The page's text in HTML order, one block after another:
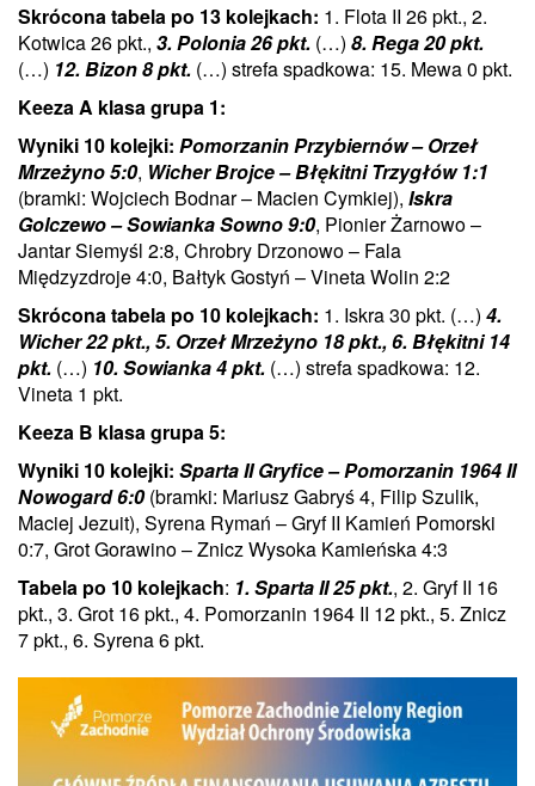
Skrócona tabela po 13 kolejkach: 1. Flota II 26 pkt., 2.
Kotwica 26 pkt., 3. Polonia 26 pkt. (…) 8. Rega 20 pkt.
(…) 12. Bizon 8 pkt. (…) strefa spadkowa: 15. Mewa 0 pkt.
Keeza A klasa grupa 1:
Wyniki 10 kolejki: Pomorzanin Przybiernów – Orzeł
Mrzeżyno 5:0, Wicher Brojce – Błękitni Trzygłów 1:1
(bramki: Wojciech Bodnar – Macien Cymkiej), Iskra
Golczewo – Sowianka Sowno 9:0, Pionier Żarnowo –
Jantar Siemyśl 2:8, Chrobry Drzonowo – Fala
Międzyzdroje 4:0, Bałtyk Gostyń – Vineta Wolin 2:2
Skrócona tabela po 10 kolejkach: 1. Iskra 30 pkt. (…) 4.
Wicher 22 pkt., 5. Orzeł Mrzeżyno 18 pkt., 6. Błękitni 14
pkt. (…) 10. Sowianka 4 pkt. (…) strefa spadkowa: 12.
Vineta 1 pkt.
Keeza B klasa grupa 5:
Wyniki 10 kolejki: Sparta II Gryfice – Pomorzanin 1964 II
Nowogard 6:0(bramki: Mariusz Gabryś 4, Filip Szulik,
Maciej Jezuit), Syrena Rymań – Gryf II Kamień Pomorski
0:7, Grot Gorawino – Znicz Wysoka Kamieńska 4:3
Tabela po 10 kolejkach: 1. Sparta II 25 pkt., 2. Gryf II 16
pkt., 3. Grot 16 pkt., 4. Pomorzanin 1964 II 12 pkt., 5. Znicz
7 pkt., 6. Syrena 6 pkt.